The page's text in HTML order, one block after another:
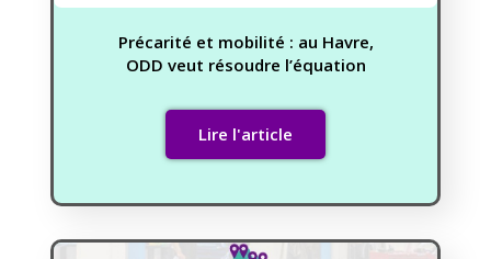
Précarité et mobilité : au Havre,
ODD veut résoudre l’équation
Lire l'article